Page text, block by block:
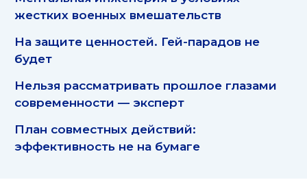
жестких военных вмешательств
На защите ценностей. Гей-парадов не
будет
Нельзя рассматривать прошлое глазами
современности — эксперт
План совместных действий:
эффективность не на бумаге